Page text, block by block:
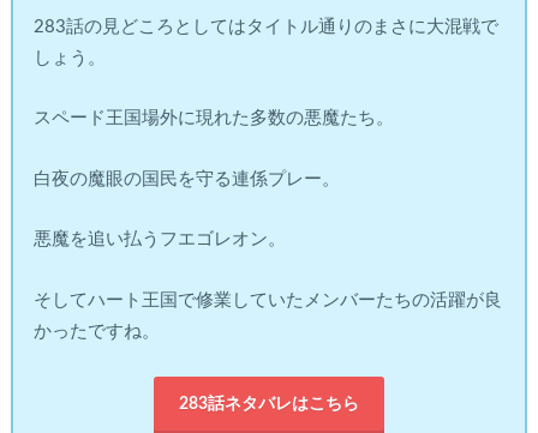
283話の見どころとしてはタイトル通りのまさに大混戦で
しょう。
スペード王国場外に現れた多数の悪魔たち。
白夜の魔眼の国民を守る連係プレー。
悪魔を追い払うフエゴレオン。
そしてハート王国で修業していたメンバーたちの活躍が良
かったですね。
283話ネタバレはこちら